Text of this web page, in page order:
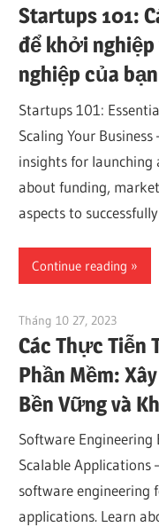
Startups 101:
để khởi
nghiệp của bạn
Startups 101:
Scaling Your
insights for launching
about funding,
aspects to
Continue reading
Tháng 10 27, 2023
Các Thực Tiễn
Phần Mềm:
Bền Vững và
Software Engineering
Scalable Applications
software engineering
applications. Learn